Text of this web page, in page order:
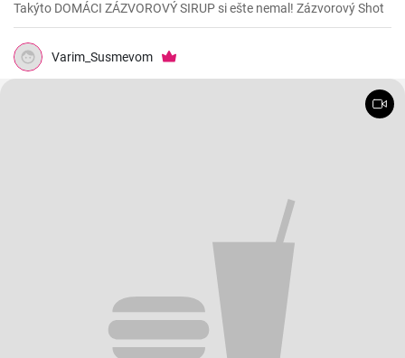
Takýto DOMÁCI ZÁZVOROVÝ SIRUP si ešte nemal! Zázvorový Shot
Varim_Susmevom